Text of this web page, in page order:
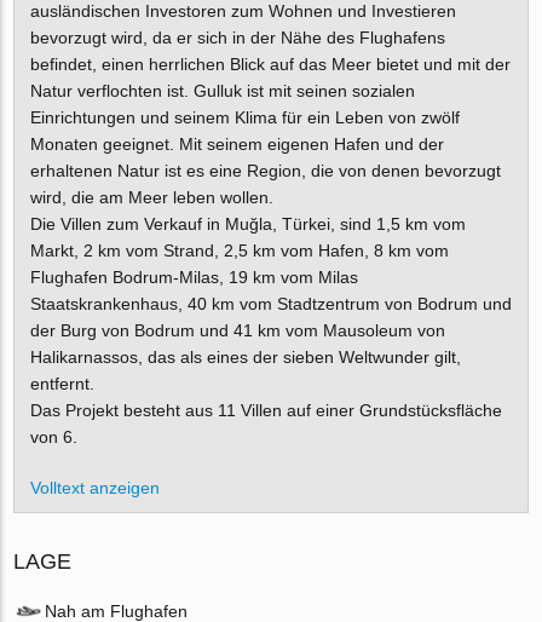
ausländischen Investoren zum Wohnen und Investieren
bevorzugt wird, da er sich in der Nähe des Flughafens
befindet, einen herrlichen Blick auf das Meer bietet und mit der
Natur verflochten ist. Gulluk ist mit seinen sozialen
Einrichtungen und seinem Klima für ein Leben von zwölf
Monaten geeignet. Mit seinem eigenen Hafen und der
erhaltenen Natur ist es eine Region, die von denen bevorzugt
wird, die am Meer leben wollen.
Die Villen zum Verkauf in Muğla, Türkei, sind 1,5 km vom
Markt, 2 km vom Strand, 2,5 km vom Hafen, 8 km vom
Flughafen Bodrum-Milas, 19 km vom Milas
Staatskrankenhaus, 40 km vom Stadtzentrum von Bodrum und
der Burg von Bodrum und 41 km vom Mausoleum von
Halikarnassos, das als eines der sieben Weltwunder gilt,
entfernt.
Das Projekt besteht aus 11 Villen auf einer Grundstücksfläche
von 6.
Volltext anzeigen
LAGE
Nah am Flughafen